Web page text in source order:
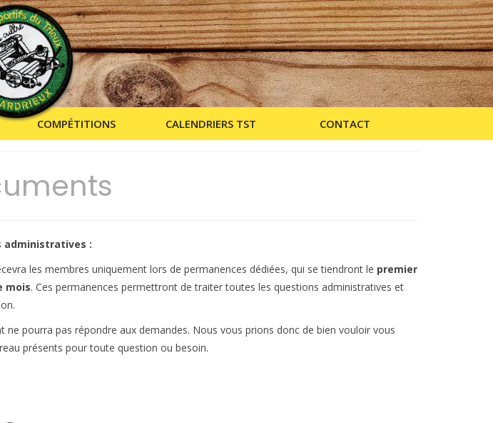
COMPÉTITIONS CALENDRIERS TST CONTACT
administratives :
les membres uniquement lors de permanences dédiées, qui se tiendront le premier
mois. Ces permanences permettront de traiter toutes les questions administratives et
ne pourra pas répondre aux demandes. Nous vous prions donc de bien vouloir vous
présents pour toute question ou besoin.